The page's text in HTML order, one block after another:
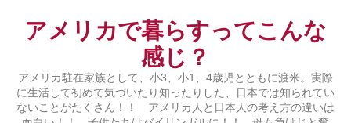
アメリカで暮らすってこんな
感じ？
アメリカ駐在家族として、小3、小1、4歳児とともに渡米。実際
に生活して初めて気づいたり知ったりした、日本では知られてい
ないことがたくさん！！ アメリカ人と日本人の考え方の違いは